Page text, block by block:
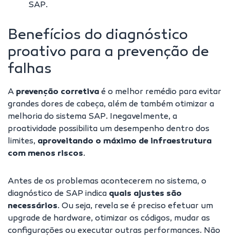
SAP.
Benefícios do diagnóstico
proativo para a prevenção de
falhas
A prevenção corretiva é o melhor remédio para evitar
grandes dores de cabeça, além de também otimizar a
melhoria do sistema SAP. Inegavelmente, a
proatividade possibilita um desempenho dentro dos
limites, aproveitando o máximo de infraestrutura
com menos riscos.
Antes de os problemas acontecerem no sistema, o
diagnóstico de SAP indica quais ajustes são
necessários. Ou seja, revela se é preciso efetuar um
upgrade de hardware, otimizar os códigos, mudar as
configurações ou executar outras performances. Não